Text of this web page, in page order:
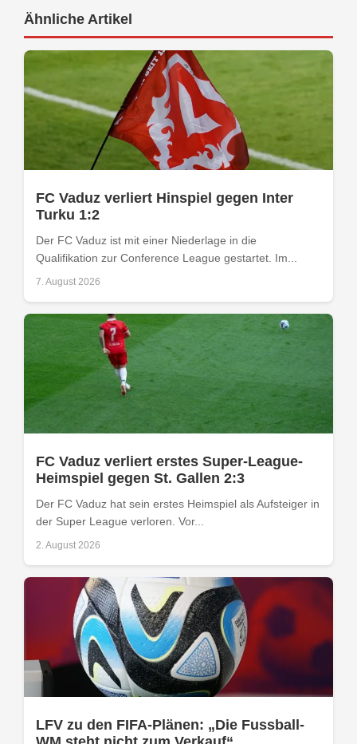
Ähnliche Artikel
FC Vaduz verliert Hinspiel gegen Inter
Turku 1:2
Der FC Vaduz ist mit einer Niederlage in die
Qualifikation zur Conference League gestartet. Im...
7. August 2026
FC Vaduz verliert erstes Super-League-
Heimspiel gegen St. Gallen 2:3
Der FC Vaduz hat sein erstes Heimspiel als Aufsteiger in
der Super League verloren. Vor...
2. August 2026
LFV zu den FIFA-Plänen: „Die Fussball-